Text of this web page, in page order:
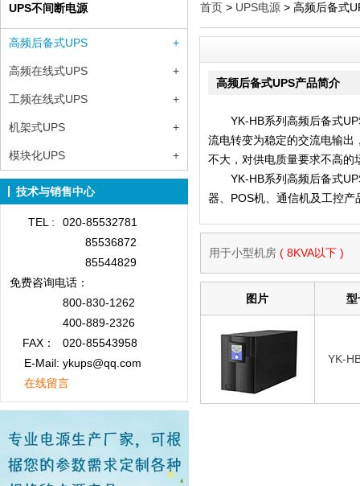
UPS不间断电源
+
高频后备式UPS
+
高频在线式UPS
+
工频在线式UPS
+
机架式UPS
+
模块化UPS
技术与销售中心
TEL :
020-85532781
85536872
85544829
免费咨询电话：
800-830-1262
400-889-2326
FAX：
020-85543958
E-Mail: ykups@qq.com
在线留言
首页 > UPS电源 > 高频后备式
高频后备式UPS产品简介
YK-HB系列高频后备式UPS
流电转变为稳定的交流电输出
不大，对供电质量要求不高的
YK-HB系列高频后备式UPS
器、POS机、通信机及工控产
用于小型机房 ( 8KVA以下 )
图片 型
YK-